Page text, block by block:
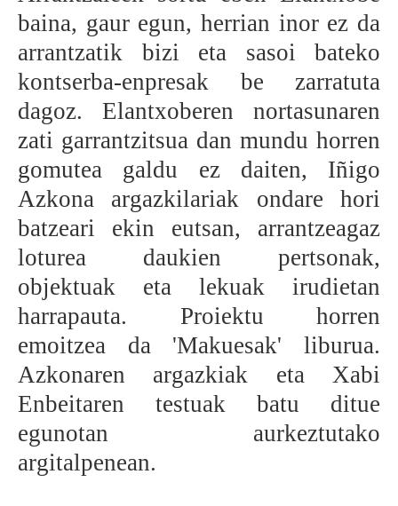
BEREZIAK
ARGAZKIAK
... AUKERA GEHIAGO
baina, gaur egun, herrian inor ez da
arrantzatik bizi eta sasoi bateko
kontserba-enpresak be zarratuta
dagoz. Elantxoberen nortasunaren
zati garrantzitsua dan mundu horren
gomutea galdu ez daiten, Iñigo
Azkona argazkilariak ondare hori
batzeari ekin eutsan, arrantzeagaz
loturea daukien pertsonak,
objektuak eta lekuak irudietan
harrapauta. Proiektu horren
emoitzea da 'Makuesak' liburua.
Azkonaren argazkiak eta Xabi
Enbeitaren testuak batu ditue
egunotan aurkeztutako
argitalpenean.